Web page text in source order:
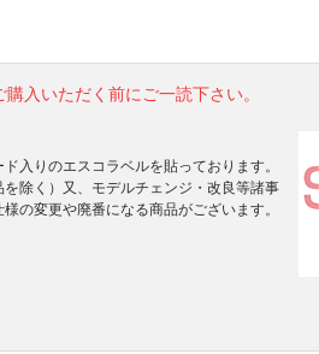
入いただく前にご一読下さい。
入りのエスコラベルを貼っております。
を除く）又、モデルチェンジ・改良等諸事
の変更や廃番になる商品がございます。